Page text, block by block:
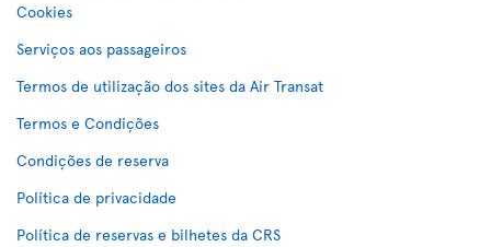
Cookies
Serviços aos passageiros
Termos de utilização dos sites da Air Transat
Termos e Condições
Condições de reserva
Política de privacidade
Política de reservas e bilhetes da CRS